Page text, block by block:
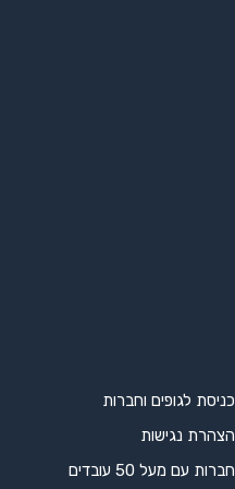
כניסת לגופים וחברות
הצהרת נגישות
חברות עם מעל 50 עובדים